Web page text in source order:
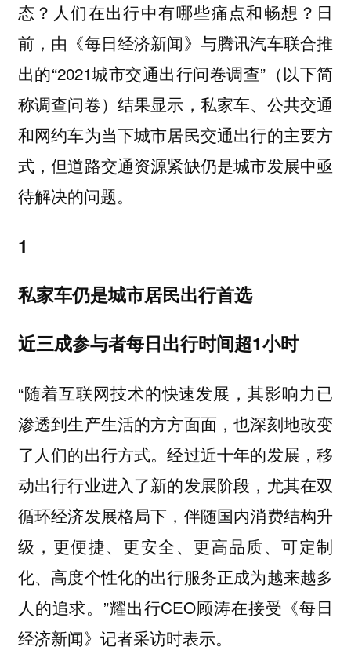
态？人们在出行中有哪些痛点和畅想？日
前，由《每日经济新闻》与腾讯汽车联合推
出的“2021城市交通出行问卷调查”（以下简
称调查问卷）结果显示，私家车、公共交通
和网约车为当下城市居民交通出行的主要方
式，但道路交通资源紧缺仍是城市发展中亟
待解决的问题。
1
私家车仍是城市居民出行首选
近三成参与者每日出行时间超1小时
“随着互联网技术的快速发展，其影响力已
渗透到生产生活的方方面面，也深刻地改变
了人们的出行方式。经过近十年的发展，移
动出行行业进入了新的发展阶段，尤其在双
循环经济发展格局下，伴随国内消费结构升
级，更便捷、更安全、更高品质、可定制
化、高度个性化的出行服务正成为越来越多
人的追求。”耀出行CEO顾涛在接受《每日
经济新闻》记者采访时表示。